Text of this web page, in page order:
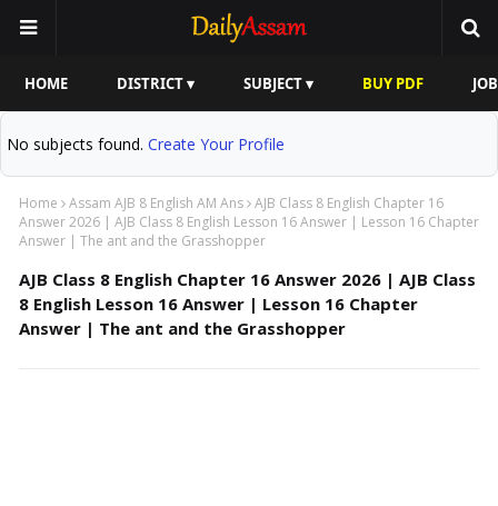
HOME DISTRICT ▾ SUBJECT ▾ BUY PDF
No subjects found. Create Your Profile
Home Assam AJB 8 English AM Ans AJB Class 8 English Chapter 16
Answer 2026 | AJB Class 8 English Lesson 16 Answer | Lesson 16 Chapter
Answer | The ant and the Grasshopper
AJB Class 8 English Chapter 16 Answer 2026 | AJB Class
8 English Lesson 16 Answer | Lesson 16 Chapter
Answer | The ant and the Grasshopper